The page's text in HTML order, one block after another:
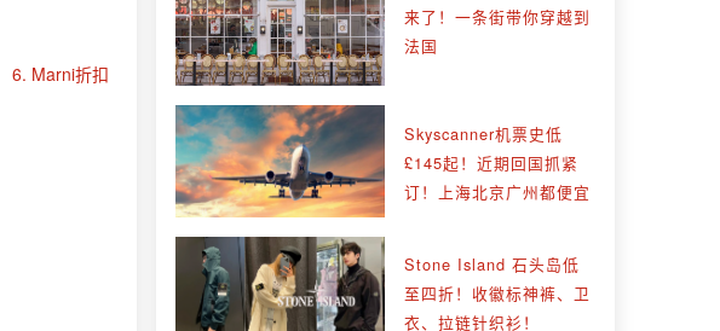
6. Marni折扣
来了！一条街带你穿越到
法国
Skyscanner机票史低
£145起！近期回国抓紧
订！上海北京广州都便宜
Stone Island 石头岛低
至四折！收徽标神裤、卫
衣、拉链针织衫！